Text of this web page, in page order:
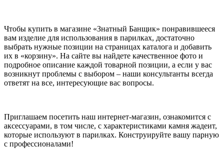
Чтобы купить в магазине «Знатный Банщик» понравившееся
вам изделие для использования в парилках, достаточно
выбрать нужные позиции на страницах каталога и добавить
их в «корзину». На сайте вы найдете качественное фото и
подробное описание каждой товарной позиции, а если у вас
возникнут проблемы с выбором – наши консультанты всегда
ответят на все, интересующие вас вопросы.
Приглашаем посетить наш интернет-магазин, ознакомится с
аксессуарами, в том числе, с характеристиками камня жадеит,
которые используют в парилках. Конструируйте вашу парную
с профессионалами!